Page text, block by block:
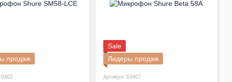
продаж
Sale
Лидеры продаж
Артикул: 10407